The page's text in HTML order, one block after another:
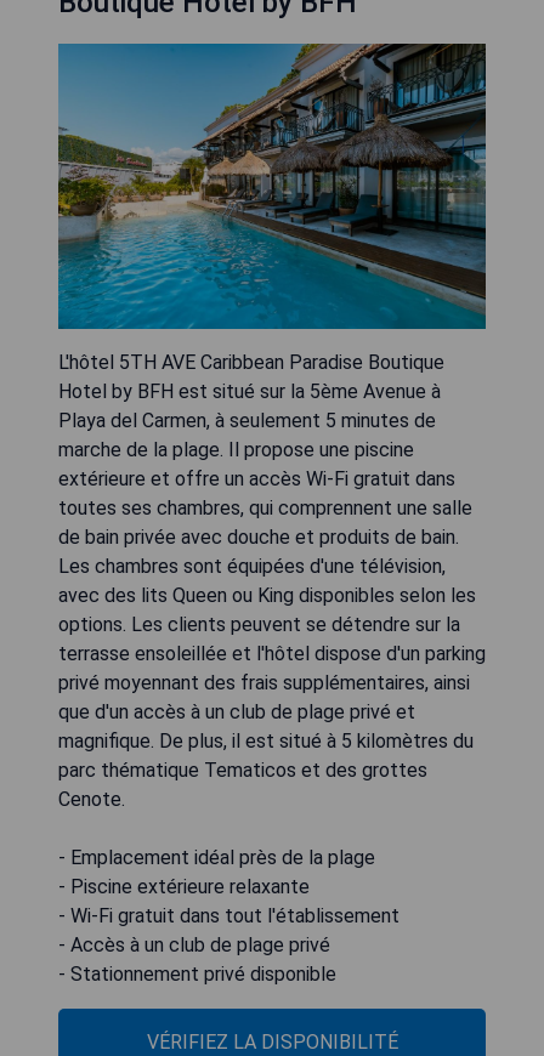
L'hôtel 5TH AVE Caribbean Paradise Boutique
Hotel by BFH est situé sur la 5ème Avenue à
Playa del Carmen, à seulement 5 minutes de
marche de la plage. Il propose une piscine
extérieure et offre un accès Wi-Fi gratuit dans
toutes ses chambres, qui comprennent une salle
de bain privée avec douche et produits de bain.
Les chambres sont équipées d'une télévision,
avec des lits Queen ou King disponibles selon les
options. Les clients peuvent se détendre sur la
terrasse ensoleillée et l'hôtel dispose d'un parking
privé moyennant des frais supplémentaires, ainsi
que d'un accès à un club de plage privé et
magnifique. De plus, il est situé à 5 kilomètres du
parc thématique Tematicos et des grottes
Cenote.
- Emplacement idéal près de la plage
- Piscine extérieure relaxante
- Wi-Fi gratuit dans tout l'établissement
- Accès à un club de plage privé
- Stationnement privé disponible
VÉRIFIEZ LA DISPONIBILITÉ